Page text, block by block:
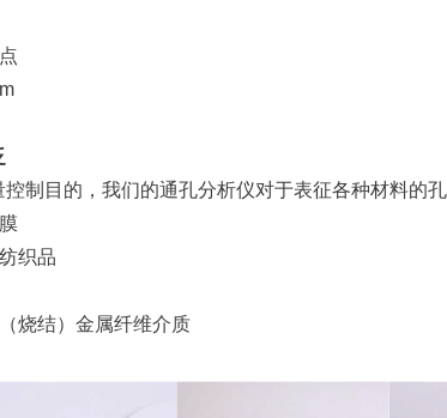
制目的，我们的通孔分析仪对于表征各种材料的
织品
烧结）金属纤维介质